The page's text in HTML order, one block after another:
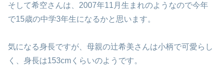
そして希空さんは、2007年11月生まれのようなので今年
で15歳の中学3年生になるかと思います。
気になる身長ですが、母親の辻希美さんは小柄で可愛らし
く、身長は153cmくらいのようです。